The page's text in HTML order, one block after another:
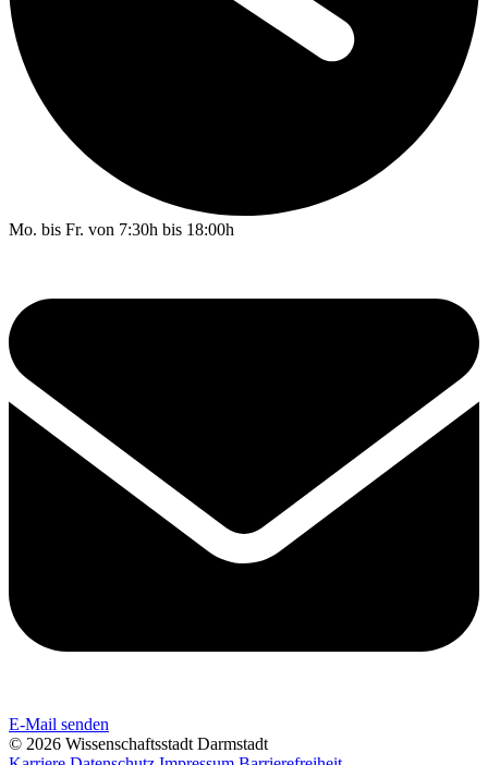
Mo. bis Fr. von 7:30h bis 18:00h
E-Mail senden
© 2026 Wissenschaftsstadt Darmstadt